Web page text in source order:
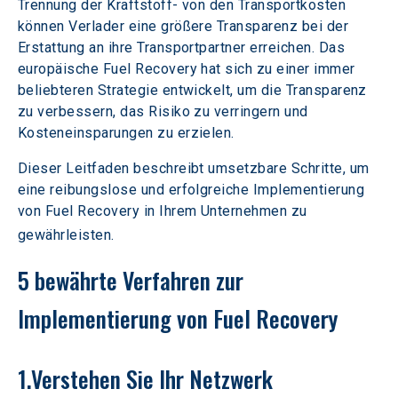
Trennung der Kraftstoff- von den Transportkosten
können Verlader eine größere Transparenz bei der
Erstattung an ihre Transportpartner erreichen. Das
europäische Fuel Recovery hat sich zu einer immer
beliebteren Strategie entwickelt, um die Transparenz
zu verbessern, das Risiko zu verringern und
Kosteneinsparungen zu erzielen.
Dieser Leitfaden beschreibt umsetzbare Schritte, um
eine reibungslose und erfolgreiche Implementierung
von Fuel Recovery in Ihrem Unternehmen zu
gewährleisten.
5 bewährte Verfahren zur
Implementierung von Fuel Recovery
1.Verstehen Sie Ihr Netzwerk